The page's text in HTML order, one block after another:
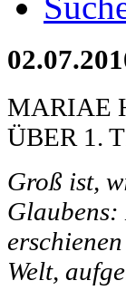
MARIAE
ÜBER 1.
Groß ist,
Welt,